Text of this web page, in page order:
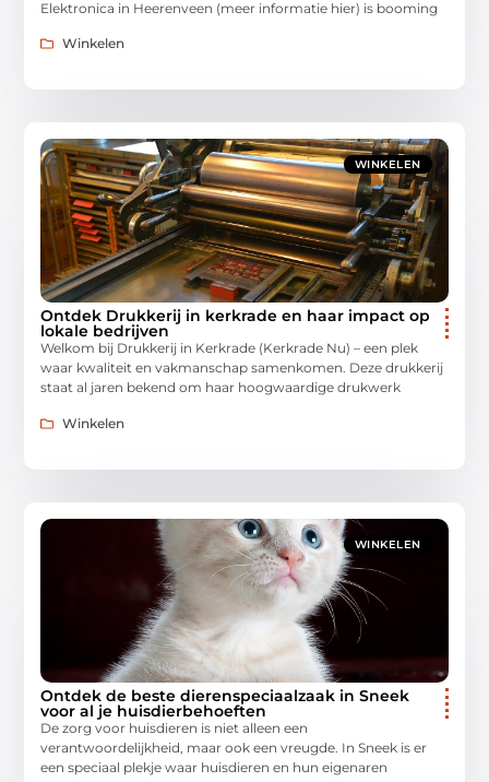
Elektronica in Heerenveen (meer informatie hier) is booming
Winkelen
WINKELEN
Ontdek Drukkerij in kerkrade en haar impact op
lokale bedrijven
Welkom bij Drukkerij in Kerkrade (Kerkrade Nu) – een plek
waar kwaliteit en vakmanschap samenkomen. Deze drukkerij
staat al jaren bekend om haar hoogwaardige drukwerk
Winkelen
WINKELEN
Ontdek de beste dierenspeciaalzaak in Sneek
voor al je huisdierbehoeften
De zorg voor huisdieren is niet alleen een
verantwoordelijkheid, maar ook een vreugde. In Sneek is er
een speciaal plekje waar huisdieren en hun eigenaren